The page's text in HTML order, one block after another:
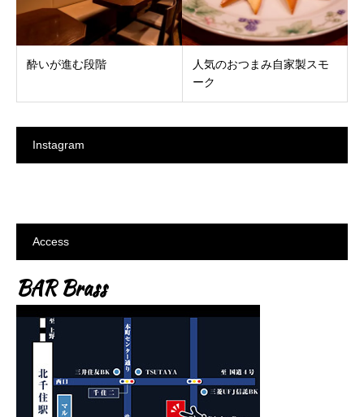
酔いが進む段階
人気のおつまみ自家製スモ
ーク
Instagram
Access
BAR Brass